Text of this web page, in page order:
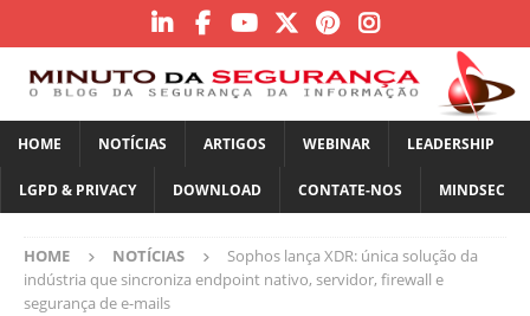
HOME NOTÍCIAS ARTIGOS WEBINAR LEADERSHIP
LGPD & PRIVACY DOWNLOAD CONTATE-NOS MINDSEC
HOME NOTÍCIAS
Sophos lança XDR: única solução da
indústria que sincroniza endpoint nativo, servidor, firewall e
segurança de e-mails